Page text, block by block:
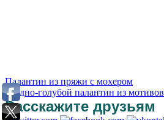
Палантин из пряжи с мохером
Бледно-голубой палантин из мотивов
Расскажите друзьям